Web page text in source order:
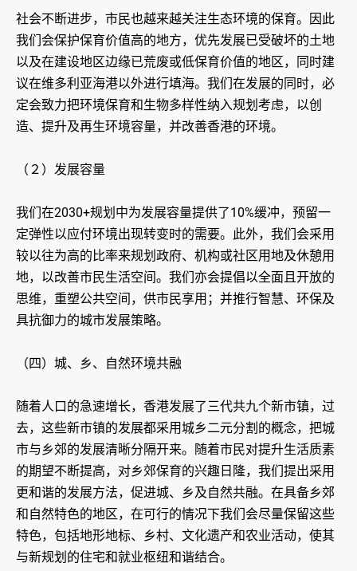
社会不断进步，市民也越来越关注生态环境的保育。因此
我们会保护保育价值高的地方，优先发展已受破坏的土地
以及在建设地区边缘已荒废或低保育价值的地区，同时建
议在维多利亚海港以外进行填海。我们在发展的同时，必
定会致力把环境保育和生物多样性纳入规划考虑，以创
造、提升及再生环境容量，并改善香港的环境。
（２）发展容量
我们在2030+规划中为发展容量提供了10%缓冲，预留一
定弹性以应付环境出现转变时的需要。此外，我们会采用
较以往为高的比率来规划政府、机构或社区用地及休憩用
地，以改善市民生活空间。我们亦会提倡以全面且开放的
思维，重塑公共空间，供市民享用；并推行智慧、环保及
具抗御力的城市发展策略。
（四）城、乡、自然环境共融
随着人口的急速增长，香港发展了三代共九个新市镇，过
去，这些新市镇的发展都采用城乡二元分割的概念，把城
市与乡郊的发展清晰分隔开来。随着市民对提升生活质素
的期望不断提高，对乡郊保育的兴趣日隆，我们提出采用
更和谐的发展方法，促进城、乡及自然共融。在具备乡郊
和自然特色的地区，在可行的情况下我们会尽量保留这些
特色，包括地形地标、乡村、文化遗产和农业活动，使其
与新规划的住宅和就业枢纽和谐结合。